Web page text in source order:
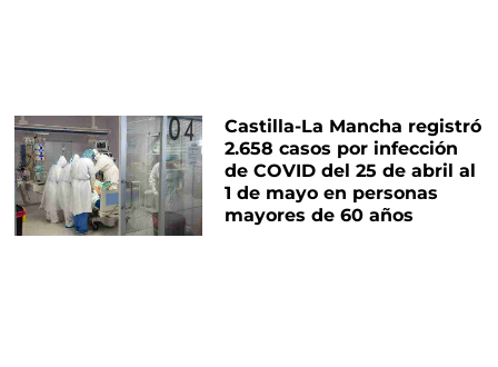
Castilla-La Mancha registró
2.658 casos por infección
de COVID del 25 de abril al
1 de mayo en personas
mayores de 60 años